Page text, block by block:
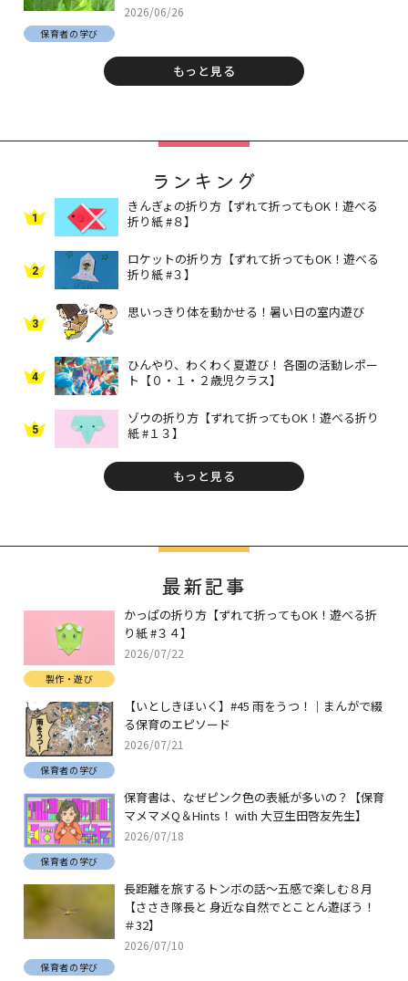
2026/06/26
保育者の学び
もっと見る
ランキング
1
きんぎょの折り方【ずれて折ってもOK！遊べる
折り紙 #８】
2
ロケットの折り方【ずれて折ってもOK！遊べる
折り紙 #３】
3
思いっきり体を動かせる！暑い日の室内遊び
4
ひんやり、わくわく夏遊び！ 各園の活動レポー
ト【０・１・２歳児クラス】
5
ゾウの折り方【ずれて折ってもOK！遊べる折り
紙 #１３】
もっと見る
最新記事
かっぱの折り方【ずれて折ってもOK！遊べる折
り紙 #３４】
2026/07/22
製作・遊び
【いとしきほいく】#45 雨をうつ！｜まんがで綴
る保育のエピソード
2026/07/21
保育者の学び
保育書は、なぜピンク色の表紙が多いの？【保育
マメマメQ＆Hints！ with 大豆生田啓友先生】
2026/07/18
保育者の学び
長距離を旅するトンボの話～五感で楽しむ８月
【ささき隊長と 身近な自然でとことん遊ぼう！
＃32】
2026/07/10
保育者の学び